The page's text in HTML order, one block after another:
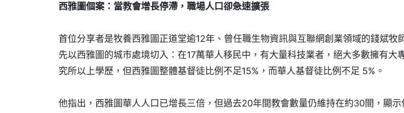
西雅圖個案：當教會增長停滯，職場人口卻急速擴張
首位分享者是牧養西雅圖正道堂逾12年、曾任職生物資訊與互聯網創業領域的錢斌牧
先以西雅圖的城市處境切入：在17萬華人移民中，有大量科技業者，絕大多數擁有大
究所以上學歷，但西雅圖整體基督徒比例不足15%，而華人基督徒比例不足 5%。
他指出，西雅圖華人人口已增長三倍，但過去20年間教會數量仍維持在約30間，顯示